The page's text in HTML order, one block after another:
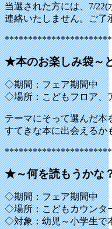
当選された方には、7/
連絡いたしません。ご了
★本のお楽しみ袋～
◇期間：フェア期間中
◇場所：こどもフロア、
テーマにそって選んだ本
すてきな本に出会えるか
★～何を読もうかな
◇期間：フェア期間中
◇場所：こどもカウンタ
◇対象：幼児～小学生で